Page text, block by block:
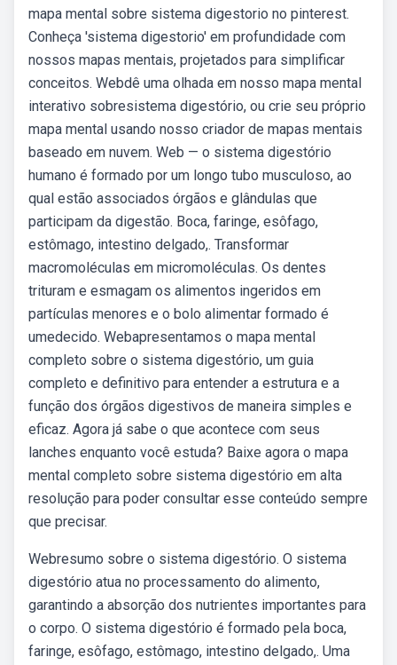
mapa mental sobre sistema digestorio no pinterest.
Conheça 'sistema digestorio' em profundidade com
nossos mapas mentais, projetados para simplificar
conceitos. Webdê uma olhada em nosso mapa mental
interativo sobresistema digestório, ou crie seu próprio
mapa mental usando nosso criador de mapas mentais
baseado em nuvem. Web — o sistema digestório
humano é formado por um longo tubo musculoso, ao
qual estão associados órgãos e glândulas que
participam da digestão. Boca, faringe, esôfago,
estômago, intestino delgado,. Transformar
macromoléculas em micromoléculas. Os dentes
trituram e esmagam os alimentos ingeridos em
partículas menores e o bolo alimentar formado é
umedecido. Webapresentamos o mapa mental
completo sobre o sistema digestório, um guia
completo e definitivo para entender a estrutura e a
função dos órgãos digestivos de maneira simples e
eficaz. Agora já sabe o que acontece com seus
lanches enquanto você estuda? Baixe agora o mapa
mental completo sobre sistema digestório em alta
resolução para poder consultar esse conteúdo sempre
que precisar.
Webresumo sobre o sistema digestório. O sistema
digestório atua no processamento do alimento,
garantindo a absorção dos nutrientes importantes para
o corpo. O sistema digestório é formado pela boca,
faringe, esôfago, estômago, intestino delgado,. Uma